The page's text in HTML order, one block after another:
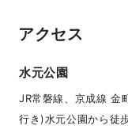
アクセス
水元公園
JR常磐線、京成線 金
行き)水元公園から徒